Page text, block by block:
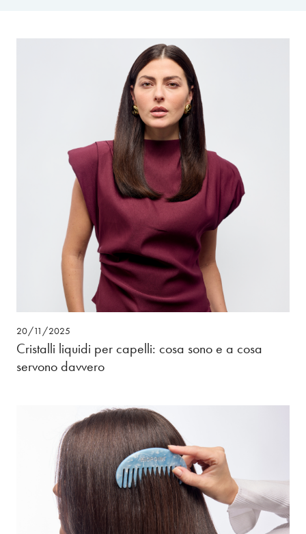
20/11/2025
Cristalli liquidi per capelli: cosa sono e a cosa
servono davvero